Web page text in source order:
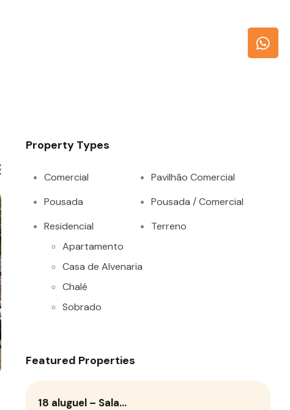
Property Types
Comercial
Pavilhão Comercial
Pousada
Pousada / Comercial
Residencial
Apartamento
Casa de Alvenaria
Chalé
Sobrado
Terreno
Featured Properties
18 aluguel – Sala…